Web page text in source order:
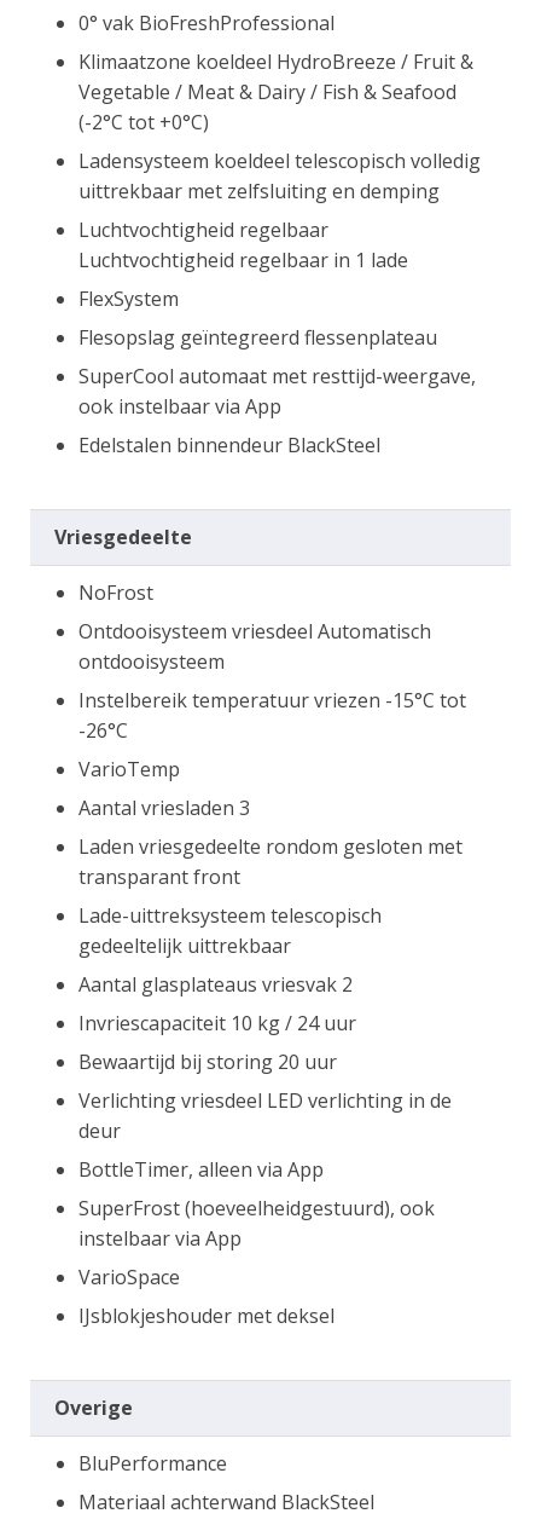
0° vak BioFreshProfessional
Klimaatzone koeldeel HydroBreeze / Fruit &
Vegetable / Meat & Dairy / Fish & Seafood
(-2°C tot +0°C)
Ladensysteem koeldeel telescopisch volledig
uittrekbaar met zelfsluiting en demping
Luchtvochtigheid regelbaar
Luchtvochtigheid regelbaar in 1 lade
FlexSystem
Flesopslag geïntegreerd flessenplateau
SuperCool automaat met resttijd-weergave,
ook instelbaar via App
Edelstalen binnendeur BlackSteel
Vriesgedeelte
NoFrost
Ontdooisysteem vriesdeel Automatisch
ontdooisysteem
Instelbereik temperatuur vriezen -15°C tot
-26°C
VarioTemp
Aantal vriesladen 3
Laden vriesgedeelte rondom gesloten met
transparant front
Lade-uittreksysteem telescopisch
gedeeltelijk uittrekbaar
Aantal glasplateaus vriesvak 2
Invriescapaciteit 10 kg / 24 uur
Bewaartijd bij storing 20 uur
Verlichting vriesdeel LED verlichting in de
deur
BottleTimer, alleen via App
SuperFrost (hoeveelheidgestuurd), ook
instelbaar via App
VarioSpace
IJsblokjeshouder met deksel
Overige
BluPerformance
Materiaal achterwand BlackSteel